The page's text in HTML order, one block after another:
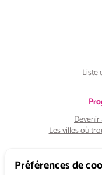
Préférences de
Liste
Devenir
Les villes où